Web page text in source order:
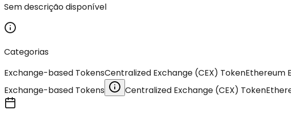
Sem descrição disponível
Categorias
Exchange-based TokensCentralized Exchange (CEX) TokenEthereum
Exchange-based Tokens
Centralized Exchange (CEX) Token